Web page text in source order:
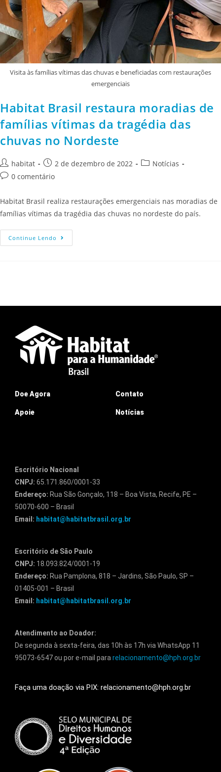
Visita às famílias vítimas das chuvas e beneficiadas com restaurações
emergenciais
Habitat Brasil restaura moradias de
famílias vítimas da tragédia das
chuvas no Nordeste
habitat 2 de dezembro de 2022
Notícias
0 comentário
Habitat Brasil realiza restaurações emergenciais nas moradias de
famílias vítimas da tragédia das chuvas no nordeste do país.
Continue Lendo
Doe Agora
Apoie
Contato
Notícias
Escritório Nacional
CNPJ: 65.171.860/0001-33
Endereço: Rua São Gonçalo, 118 – Boa Vista, Recife, PE –
50070-600 – Brasil
Email: habitat@habitatbrasil.org.br
Escritório de São Paulo
CNPJ: 18.093.824/0001-19
Endereço: Rua Pamplona, 818 – Jardins, São Paulo, SP –
01405-001 – Brasil
Email: habitat@habitatbrasil.org.br
Atendimento ao Doador:
De segunda à sexta-feira, das 10h às 17h via WhatsApp 11
95073-6547 ou por e-mail para relacionamento@hph.org.br
Faça uma doação via PIX: relacionamento@hph.org.br